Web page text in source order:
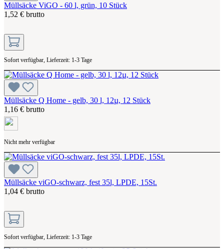
Müllsäcke ViGO - 60 l, grün, 10 Stück
1,52 € brutto
Sofort verfügbar, Lieferzeit: 1-3 Tage
Müllsäcke Q Home - gelb, 30 l, 12µ, 12 Stück
1,16 € brutto
Nicht mehr verfügbar
Müllsäcke viGO-schwarz, fest 35l, LPDE, 15St.
1,04 € brutto
Sofort verfügbar, Lieferzeit: 1-3 Tage